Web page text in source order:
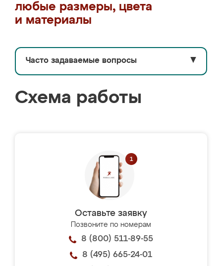
любые размеры, цвета
и материалы
Часто задаваемые вопросы ▼
Схема работы
Оставьте заявку
Позвоните по номерам
8 (800) 511-89-55
8 (495) 665-24-01